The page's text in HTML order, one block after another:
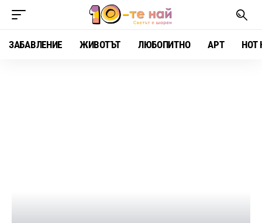
ЗАБАВЛЕНИЕ ЖИВОТЪТ ЛЮБОПИТНО АРТ HOT